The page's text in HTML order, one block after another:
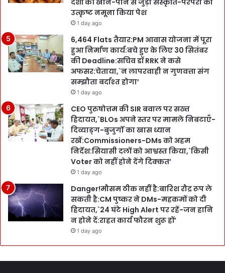
देशों की खान-पान से जुड़ी संस्कृति-परंपरा का
उत्कृष्ट नमूना किया पेश
1 day ago
6,464 Flats तैयार:PM आवास योजना में पूरा
हुआ निर्माण कार्य:बचे हुए के लिए 30 सितंबर
की Deadline:सचिव डॉ RRK ने कसे
अफसर:चेताया,`न लापरवाही न गुणवत्ता संग
सम्झौता बर्दाश्त होगा’
1 day ago
CEO पुरुषोत्तम की SIR बवाल पर सख्त
हिदायत,`BLOs अपने स्तर पर मामले निबटाएँ-
दिव्याङ्ग-बुजुर्गों का खास ध्यान
रखें:Commissioners-DMs को अहम
निर्देश:सियासी दलों को आश्वस्त किया,`किसी
Voter को नहीं होने देंगे दिक्कत’
1 day ago
Danger!मौसम ठीक नहीं है:बारिश रौद्र रूप ले
सकती है:CM पुष्कर ने DMs-महकमों को दी
हिदायत,`24 घंटे High Alert पर रहें-जन हानि
न होने दें:राहत कार्य फौरन शुरू हों’
1 day ago